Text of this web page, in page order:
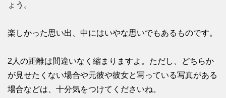
ょう。
楽しかった思い出、中にはいやな思いでもあるものです。
2人の距離は間違いなく縮まりますよ。ただし、どちらか
が見せたくない場合や元彼や彼女と写っている写真がある
場合などは、十分気をつけてくださいね。